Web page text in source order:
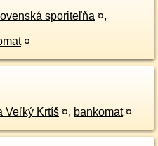
sporiteľňa ¤,
¤
Veľký Krtíš ¤, bankomat ¤